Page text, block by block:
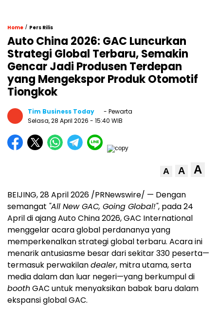
Home / Pers Rilis
Auto China 2026: GAC Luncurkan
Strategi Global Terbaru, Semakin
Gencar Jadi Produsen Terdepan
yang Mengekspor Produk Otomotif
Tiongkok
Tim Business Today
- Pewarta
Selasa, 28 April 2026 - 15:40 WIB
A A A
BEIJING, 28 April 2026 /PRNewswire/ — Dengan
semangat "All New GAC, Going Global!", pada 24
April di ajang Auto China 2026, GAC International
menggelar acara global perdananya yang
memperkenalkan strategi global terbaru. Acara ini
menarik antusiasme besar dari sekitar 330 peserta—
termasuk perwakilandealer, mitra utama, serta
media dalam dan luar negeri—yang berkumpul di
boothGAC untuk menyaksikan babak baru dalam
ekspansi global GAC.